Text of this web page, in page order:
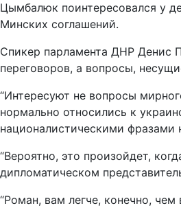
Цымбалюк поинтересовался у
Минских соглашений.
Спикер парламента ДНР Денис
переговоров, а вопросы,
“Интересуют не вопросы
нормально относились к
националистическими фразами
“Вероятно, это произойдет,
дипломатическом
“Роман, вам легче, конечно,